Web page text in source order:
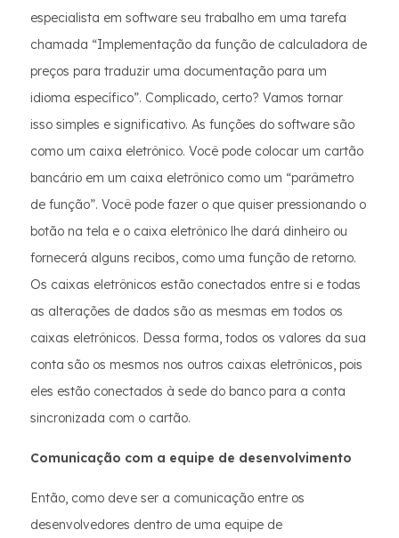
especialista em software seu trabalho em uma tarefa
chamada “Implementação da função de calculadora de
preços para traduzir uma documentação para um
idioma específico”. Complicado, certo? Vamos tornar
isso simples e significativo. As funções do software são
como um caixa eletrônico. Você pode colocar um cartão
bancário em um caixa eletrônico como um “parâmetro
de função”. Você pode fazer o que quiser pressionando o
botão na tela e o caixa eletrônico lhe dará dinheiro ou
fornecerá alguns recibos, como uma função de retorno.
Os caixas eletrônicos estão conectados entre si e todas
as alterações de dados são as mesmas em todos os
caixas eletrônicos. Dessa forma, todos os valores da sua
conta são os mesmos nos outros caixas eletrônicos, pois
eles estão conectados à sede do banco para a conta
sincronizada com o cartão.
Comunicação com a equipe de desenvolvimento
Então, como deve ser a comunicação entre os
desenvolvedores dentro de uma equipe de